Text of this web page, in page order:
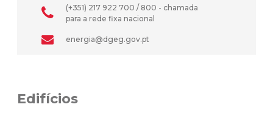
(+351) 217 922 700 / 800 - chamada
para a rede fixa nacional
energia@dgeg.gov.pt
Edifícios